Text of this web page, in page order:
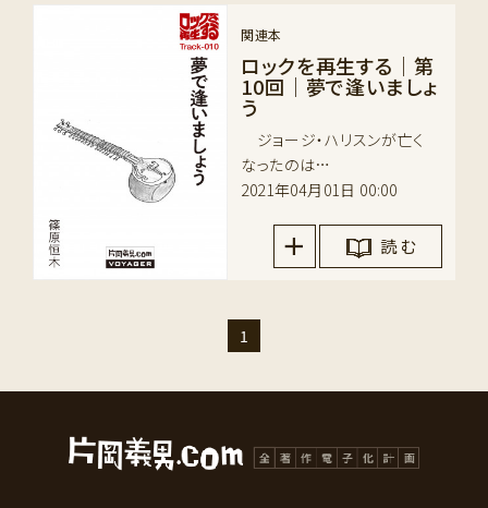
関連本
ロックを再生する｜第
10回｜夢で逢いましょ
う
ジョージ・ハリスンが亡く
なったのは…
2021年04月01日 00:00
読 む
1